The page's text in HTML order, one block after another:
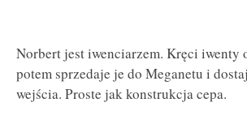
Norbert jest iwenciarzem. Kręci iwenty
potem sprzedaje je do Meganetu i
wejścia. Proste jak konstrukcja cepa.